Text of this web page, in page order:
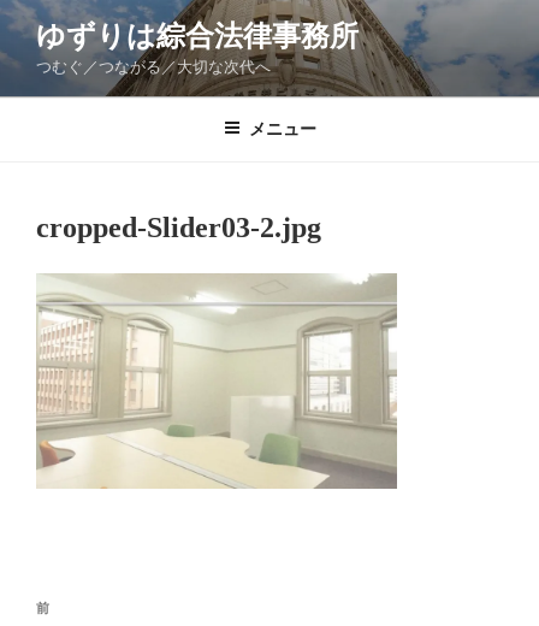
コ
ン
ゆずりは綜合法律事務所
つむぐ／つながる／大切な次代へ
メニュー
cropped-Slider03-2.jpg
投
過
前